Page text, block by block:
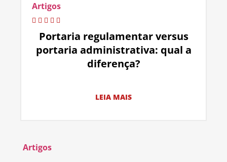
Artigos
Portaria regulamentar versus
portaria administrativa: qual a
diferença?
LEIA MAIS
Artigos